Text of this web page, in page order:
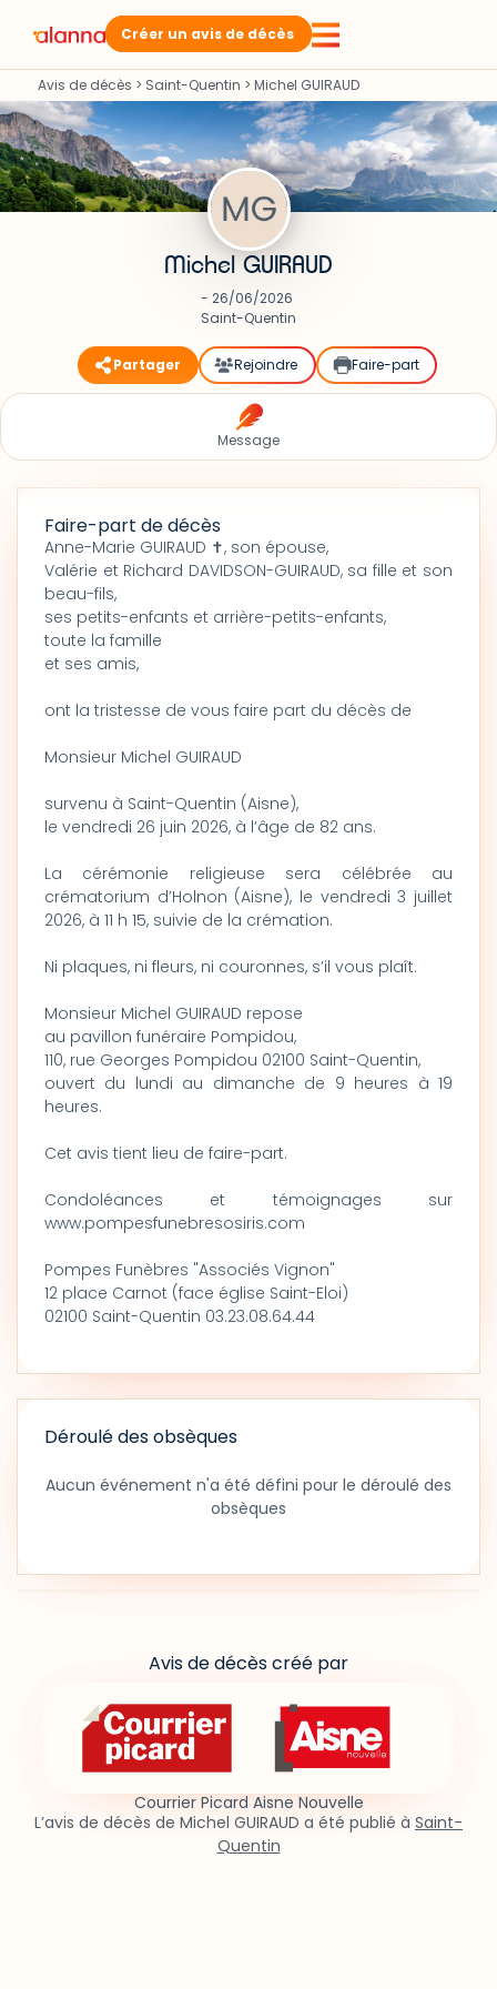
Créer un avis de décès
Avis de décès > Saint-Quentin > Michel GUIRAUD
Michel GUIRAUD
- 26/06/2026
Saint-Quentin
Partager Rejoindre Faire-part
Message
Faire-part de décès
Anne-Marie GUIRAUD ✝, son épouse,
Valérie et Richard DAVIDSON-GUIRAUD, sa fille et son
beau-fils,
ses petits-enfants et arrière-petits-enfants,
toute la famille
et ses amis,
ont la tristesse de vous faire part du décès de
Monsieur Michel GUIRAUD
survenu à Saint-Quentin (Aisne),
le vendredi 26 juin 2026, à l’âge de 82 ans.
La cérémonie religieuse sera célébrée au
crématorium d’Holnon (Aisne), le vendredi 3 juillet
2026, à 11 h 15, suivie de la crémation.
Ni plaques, ni fleurs, ni couronnes, s’il vous plaît.
Monsieur Michel GUIRAUD repose
au pavillon funéraire Pompidou,
110, rue Georges Pompidou 02100 Saint-Quentin,
ouvert du lundi au dimanche de 9 heures à 19
heures.
Cet avis tient lieu de faire-part.
Condoléances et témoignages sur
www.pompesfunebresosiris.com
Pompes Funèbres "Associés Vignon"
12 place Carnot (face église Saint-Eloi)
02100 Saint-Quentin 03.23.08.64.44
Déroulé des obsèques
Aucun événement n'a été défini pour le déroulé des
obsèques
Avis de décès créé par
Courrier Picard Aisne Nouvelle
L’avis de décès de Michel GUIRAUD a été publié à Saint-
Quentin